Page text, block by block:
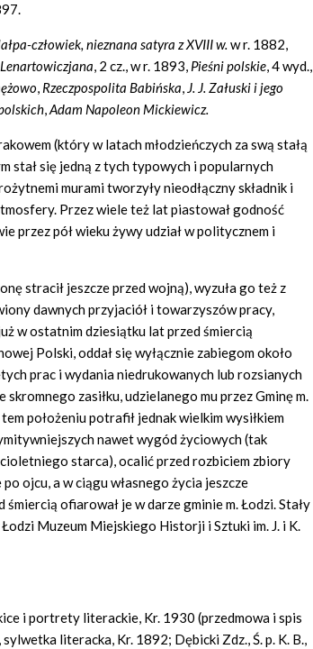
człowiek, nieznana satyra z XVIII w. w r. 1882,
Lenartowiczjana, 2 cz., w r. 1893, Pieśni polskie, 4 wyd.,
, Rzeczpospolita Babińska, J. J. Załuski i jego
,Adam Napoleon Mickiewicz.
(który w latach młodzieńczych za swą stałą
stał się jedną z tych typowych i popularnych
murami tworzyły nieodłączny składnik i
Przez wiele też lat piastował godność
przez pół wieku żywy udział w politycznem i
stracił jeszcze przed wojną), wyzuła go też z
dawnych przyjaciół i towarzyszów pracy,
w ostatnim dziesiątku lat przed śmiercią
Polski, oddał się wyłącznie zabiegom około
prac i wydania niedrukowanych lub rozsianych
zasiłku, udzielanego mu przez Gminę m.
położeniu potrafił jednak wielkim wysiłkiem
nawet wygód życiowych (tak
starca), ocalić przed rozbiciem zbiory
ojcu, a w ciągu własnego życia jeszcze
ofiarował je w darze gminie m. Łodzi. Stały
Muzeum Miejskiego Historji i Sztuki im. J. i K.
i portrety literackie, Kr. 1930 (przedmowa i spis
literacka, Kr. 1892; Dębicki Zdz., Ś. p. K. B.,